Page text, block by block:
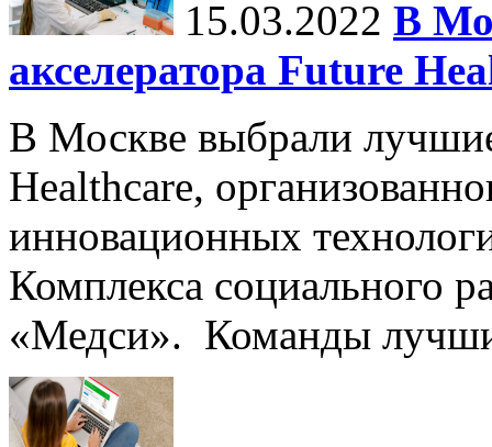
15.03.2022 В
акселератора Future
В Москве выбрали
Healthcare,
инновационных
Комплекса социального
«Медси». Команды